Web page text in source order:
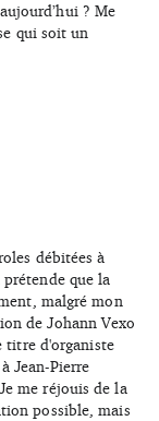
? Me
qui soit un
débitées à
que la
malgré mon
de Johann Vexo
titre d'organiste
Jean-Pierre
me réjouis de la
possible, mais